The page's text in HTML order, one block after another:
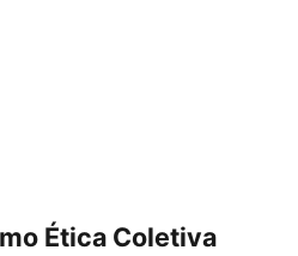
Ética Coletiva